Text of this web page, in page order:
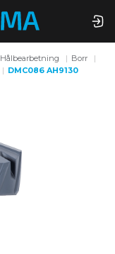
Hålbearbetning
Borr
DMC086 AH9130